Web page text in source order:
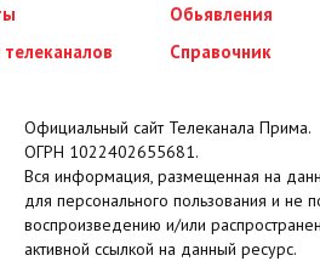
телеканалов
Обьявления
Справочник
Официальный сайт Телеканала Прима.
ОГРН 1022402655681.
Вся информация, размещенная на
для персонального пользования и не
воспроизведению и/или
активной ссылкой на данный ресурс.